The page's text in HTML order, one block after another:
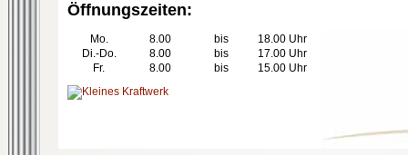
Öffnungszeiten:
Mo. 8.00 bis
18.00 Uhr
Di.-Do.
8.00 bis
17.00 Uhr
Fr.
8.00 bis 15.00 Uhr